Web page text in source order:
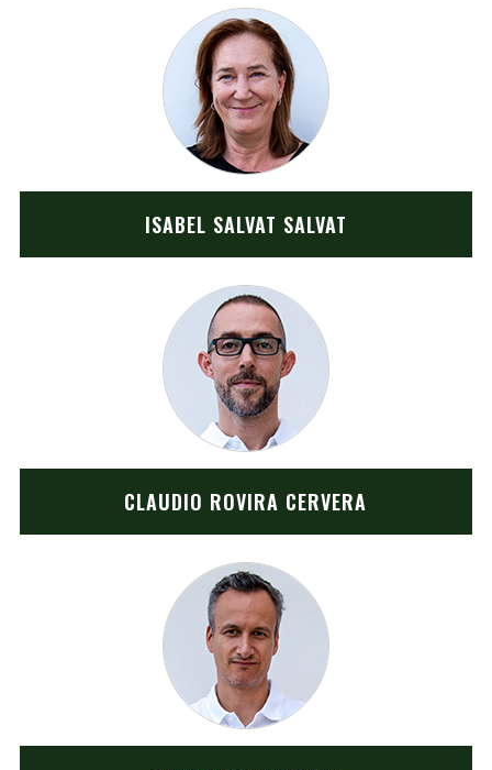
ISABEL SALVAT SALVAT
CLAUDIO ROVIRA CERVERA